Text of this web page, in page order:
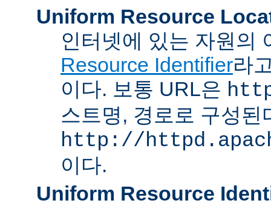
Uniform Resource
인터넷에 있는 자원의
Resource Identifier라
이다. 보통 URL은
스트명, 경로로 구성
http://
이다.
Uniform Resource